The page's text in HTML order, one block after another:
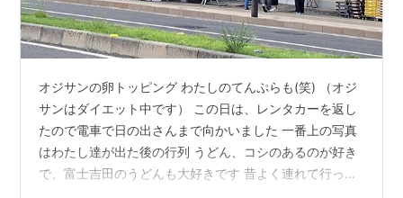
オジサンの卵トッピング わたしのてんぷらも(笑) （オジ
サンはダイエット中です） この日は、レンタカーを返し
たので電車で日の出さんまで向かいました 一番上の写真
はわたし達が出た後の行列 うどん、コシのあるのが好き
で、富士吉田のうどんも大好きです 昔よく連れて行って